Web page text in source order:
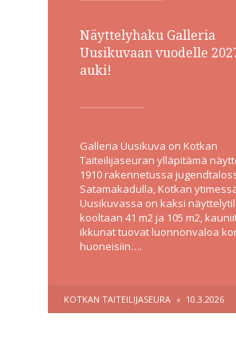
Näyttelyhaku Galleria
Uusikuvaan vuodelle
auki!
Galleria Uusikuva on Kotkan
Taiteilijaseuran ylläpitämä
1910 rakennetussa
Satamakadulla, Kotkan
Uusikuvassa on kaksi
kooltaan 41 m2 ja 105 m2,
ikkunat tuovat luonnonvaloa
huoneisiin….
POSTED
BY
KOTKAN TAITEILIJASEURA 10.3.2026